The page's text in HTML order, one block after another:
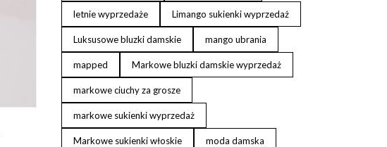
letnie wyprzedaże Limango sukienki wyprzedaż
Luksusowe bluzki damskie mango ubrania
mapped Markowe bluzki damskie wyprzedaż
markowe ciuchy za grosze
markowe sukienki wyprzedaż
Markowe sukienki włoskie moda damska